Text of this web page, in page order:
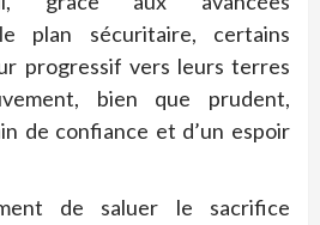
plan sécuritaire, certains
progressif vers leurs terres
bien que prudent,
de confiance et d’un espoir
de saluer le sacrifice